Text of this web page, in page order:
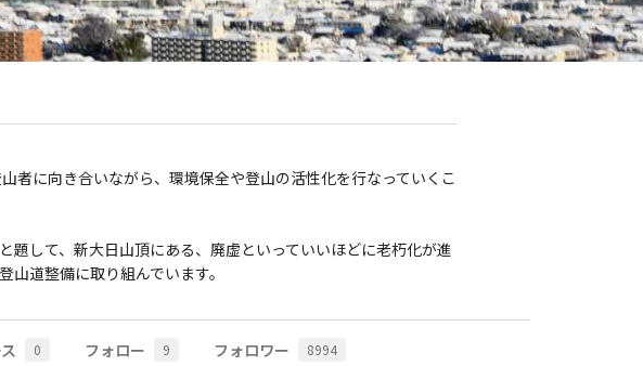
して、新大日山頂にある、廃虚といっていいほどに老朽化が進
道整備に取り組んでいます。
0 フォロー 9 フォロワー 8994